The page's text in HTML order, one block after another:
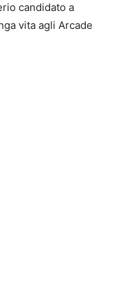
candidato a
vita agli Arcade